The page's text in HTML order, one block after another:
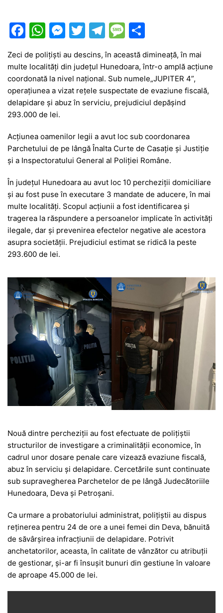
F
c
e
b
o
k
W
h
at
s
A
p
M
s
s
e
n
er
T
w
itt
er
T
el
e
gr
a
m
M
s
s
a
g
ar
ta
je
a
z
Zeci de polițiști au descins, în această dimineață, în mai
multe localități din județul Hunedoara, într-o amplă acțiune
coordonată la nivel național. Sub numele„JUPITER 4”,
operațiunea a vizat rețele suspectate de evaziune fiscală,
delapidare și abuz în serviciu, prejudiciul depășind
293.000 de lei.
Acțiunea oamenilor legii a avut loc sub coordonarea
Parchetului de pe lângă Înalta Curte de Casație și Justiție
și a Inspectoratului General al Poliției Române.
În județul Hunedoara au avut loc 10 percheziții domiciliare
și au fost puse în executare 3 mandate de aducere, în mai
multe localități. Scopul acțiunii a fost identificarea și
tragerea la răspundere a persoanelor implicate în activități
ilegale, dar și prevenirea efectelor negative ale acestora
asupra societății. Prejudiciul estimat se ridică la peste
293.600 de lei.
Nouă dintre percheziții au fost efectuate de polițiștii
structurilor de investigare a criminalității economice, în
cadrul unor dosare penale care vizează evaziune fiscală,
abuz în serviciu și delapidare. Cercetările sunt continuate
sub supravegherea Parchetelor de pe lângă Judecătoriile
Hunedoara, Deva și Petroșani.
Ca urmare a probatoriului administrat, polițiștii au dispus
reținerea pentru 24 de ore a unei femei din Deva, bănuită
de săvârșirea infracțiunii de delapidare. Potrivit
anchetatorilor, aceasta, în calitate de vânzător cu atribuții
de gestionar, și-ar fi însușit bunuri din gestiune în valoare
de aproape 45.000 de lei.